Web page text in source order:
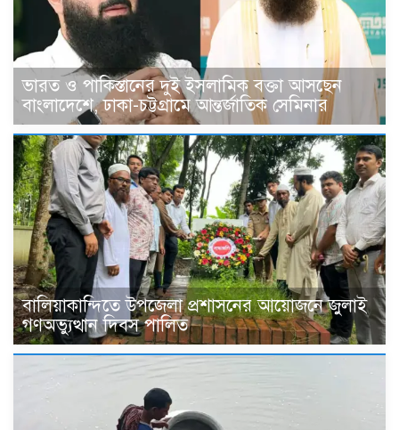
ভারত ও পাকিস্তানের দুই ইসলামিক বক্তা আসছেন
বাংলাদেশে, ঢাকা-চট্টগ্রামে আন্তর্জাতিক সেমিনার
বালিয়াকান্দিতে উপজেলা প্রশাসনের আয়োজনে জুলাই
গণঅভ্যুত্থান দিবস পালিত